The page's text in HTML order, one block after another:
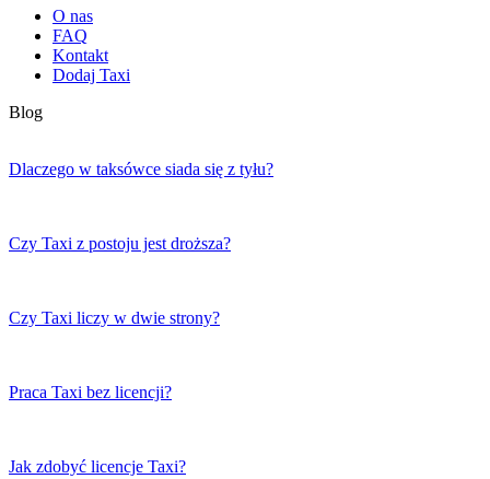
O nas
FAQ
Kontakt
Dodaj Taxi
Blog
Dlaczego w taksówce siada się z tyłu?
Czy Taxi z postoju jest droższa?
Czy Taxi liczy w dwie strony?
Praca Taxi bez licencji?
Jak zdobyć licencje Taxi?